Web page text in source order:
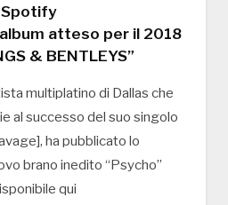
Spotify
atteso per il 2018
& BENTLEYS”
multiplatino di Dallas che
al successo del suo singolo
ha pubblicato lo
brano inedito “Psycho”
qui